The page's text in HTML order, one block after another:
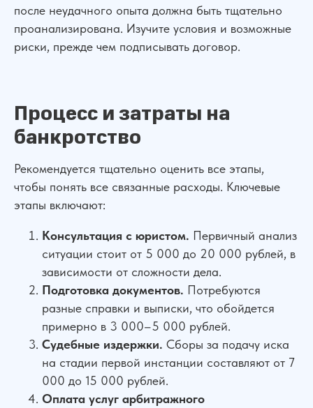
после неудачного опыта должна быть тщательно
проанализирована. Изучите условия и возможные
риски, прежде чем подписывать договор.
Процесс и затраты на
банкротство
Рекомендуется тщательно оценить все этапы,
чтобы понять все связанные расходы. Ключевые
этапы включают:
Консультация с юристом. Первичный анализ
ситуации стоит от 5 000 до 20 000 рублей, в
зависимости от сложности дела.
Подготовка документов. Потребуются
разные справки и выписки, что обойдется
примерно в 3 000–5 000 рублей.
Судебные издержки. Сборы за подачу иска
на стадии первой инстанции составляют от 7
000 до 15 000 рублей.
Оплата услуг арбитражного